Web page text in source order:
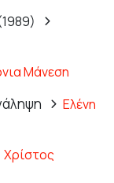
Μάνεση
Ελένη
Χρίστος